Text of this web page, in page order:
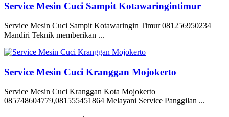
Service Mesin Cuci Sampit Kotawaringintimur
Service Mesin Cuci Sampit Kotawaringin Timur 081256950234
Mandiri Teknik memberikan ...
Service Mesin Cuci Kranggan Mojokerto
Service Mesin Cuci Kranggan Kota Mojokerto
085748604779,081555451864 Melayani Service Panggilan ...